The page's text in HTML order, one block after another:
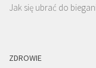
Jak się ubrać do
ZDROWIE